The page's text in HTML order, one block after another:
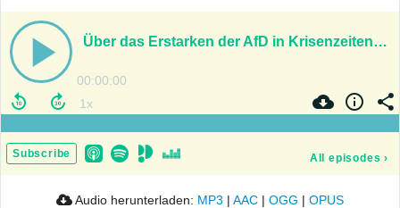
Über das Erstarken der AfD in Krisenzeiten und die Verantwortung der demokratischen Parteien
00:00:00
Subscribe All episodes ›
Audio herunterladen: MP3 | AAC | OGG | OPUS